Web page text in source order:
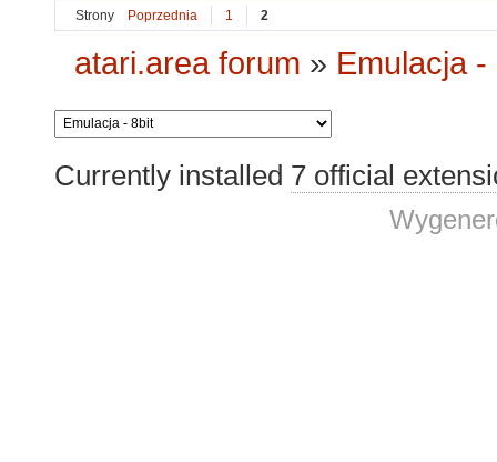
Strony Poprzednia 1 2
atari.area forum » Emulacja -
Currently installed 7 official